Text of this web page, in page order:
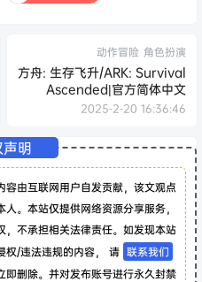
动作冒险 角色扮演
方舟: 生存飞升/ARK: Survival
Ascended|官方简体中文
2025-2-20 16:36:46
明
容由互联网用户自发贡献，该文观点
人。本站仅提供网络资源分享服务，
，不承担相关法律责任。如发现本站
权/违法违规的内容， 请 联系我们
即删除。并对发布账号进行永久封禁